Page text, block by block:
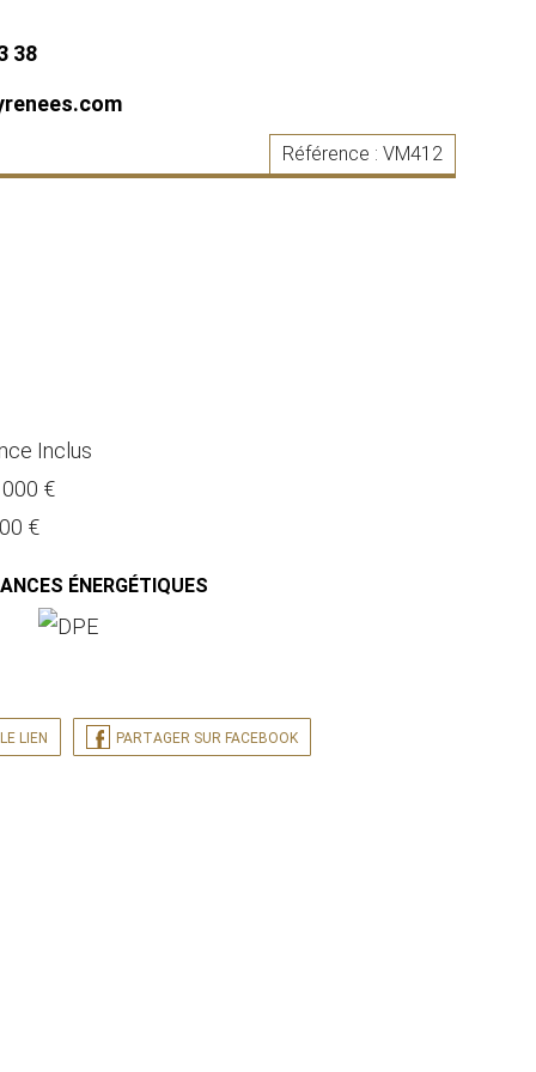
38
Référence : VM412
Inclus
€
€
ÉNERGÉTIQUES
LIEN PARTAGER SUR FACEBOOK